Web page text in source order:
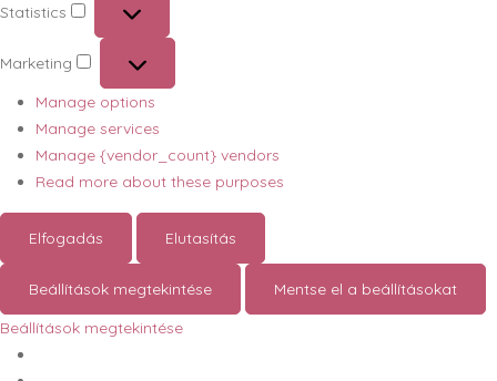
Statistics
Statistics
Marketing
Marketing
Manage options
Manage services
Manage {vendor_count} vendors
Read more about these purposes
Elfogadás Elutasítás
Beállítások megtekintése
Mentse el a beállításokat
Beállítások megtekintése